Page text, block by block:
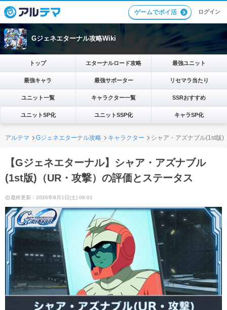
ゲームでポイ活 ログイン
Gジェネエターナル攻略Wiki
トップ エターナルロード攻略 最強ユニット
最強キャラ 最強サポーター リセマラ当たり
ユニット一覧 キャラクター一覧 SSRおすすめ
ユニットSP化 ユニットSSP化 キャラSP化
アルテマ Gジェネエターナル攻略 キャラクター シャア・アズナブル(1st版
【Gジェネエターナル】シャア・アズナブル
(1st版)（UR・攻撃）の評価とステータス
最終更新：2026年8月1日(土) 08:01